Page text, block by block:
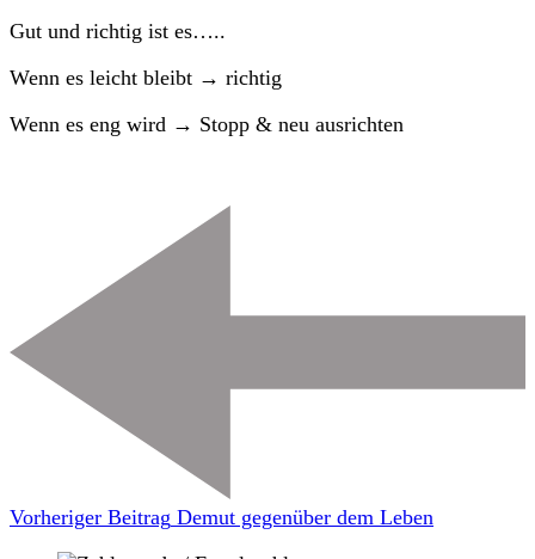
Gut und richtig ist es…..
Wenn es leicht bleibt → richtig
Wenn es eng wird → Stopp & neu ausrichten
Beitragsnavigation
Vorheriger Beitrag Demut gegenüber dem Leben